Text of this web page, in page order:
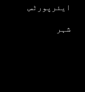
ایئرپورٹس
شہر